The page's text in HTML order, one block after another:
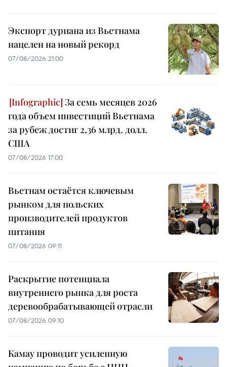
Экспорт дуриана из Вьетнама
нацелен на новый рекорд
07/08/2026 21:00
За семь месяцев 2026
года объем инвестиций Вьетнама
за рубеж достиг 2,36 млрд. долл.
США
07/08/2026 17:00
Вьетнам остаётся ключевым
рынком для польских
производителей продуктов
питания
07/08/2026 09:11
Раскрытие потенциала
внутреннего рынка для роста
деревообрабатывающей отрасли
07/08/2026 09:10
Камау проводит усиленную